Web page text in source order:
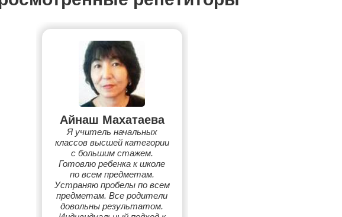
Айнаш Махатаева
Я учитель начальных
классов высшей категории
с большим стажем.
Готовлю ребенка к школе
по всем предметам.
Устраняю пробелы по всем
предметам. Все родители
довольны результатом.